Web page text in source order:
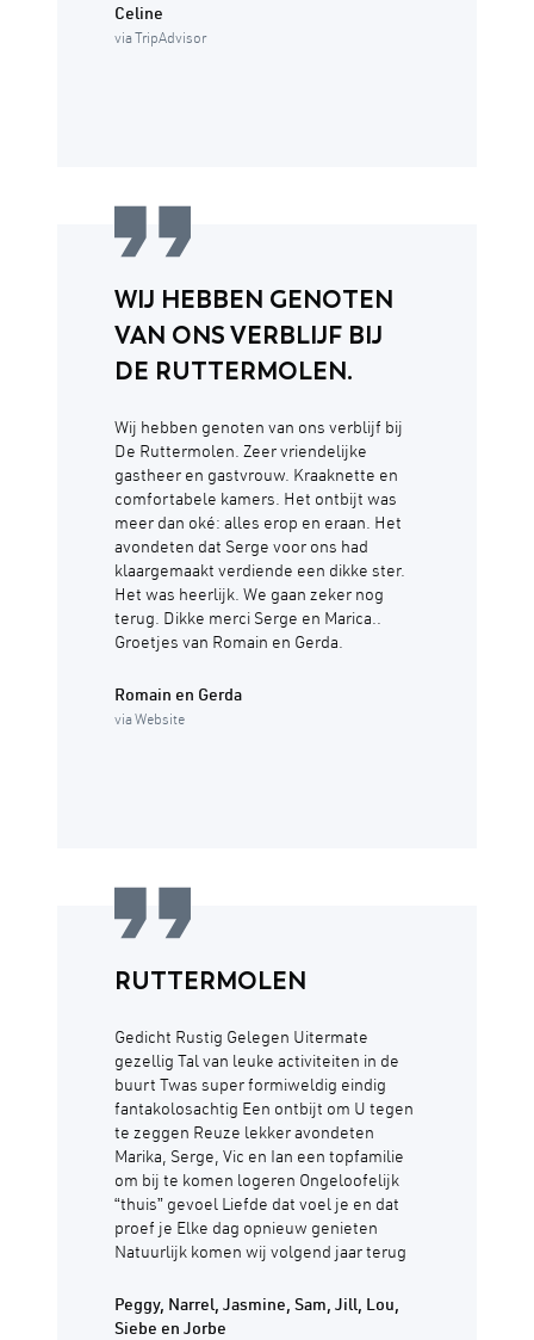
Celine
via TripAdvisor
WIJ HEBBEN GENOTEN
VAN ONS VERBLIJF BIJ
DE RUTTERMOLEN.
Wij hebben genoten van ons verblijf bij
De Ruttermolen. Zeer vriendelijke
gastheer en gastvrouw. Kraaknette en
comfortabele kamers. Het ontbijt was
meer dan oké: alles erop en eraan. Het
avondeten dat Serge voor ons had
klaargemaakt verdiende een dikke ster.
Het was heerlijk. We gaan zeker nog
terug. Dikke merci Serge en Marica..
Groetjes van Romain en Gerda.
Romain en Gerda
via Website
RUTTERMOLEN
Gedicht Rustig Gelegen Uitermate
gezellig Tal van leuke activiteiten in de
buurt Twas super formiweldig eindig
fantakolosachtig Een ontbijt om U tegen
te zeggen Reuze lekker avondeten
Marika, Serge, Vic en Ian een topfamilie
om bij te komen logeren Ongeloofelijk
“thuis” gevoel Liefde dat voel je en dat
proef je Elke dag opnieuw genieten
Natuurlijk komen wij volgend jaar terug
Peggy, Narrel, Jasmine, Sam, Jill, Lou,
Siebe en Jorbe